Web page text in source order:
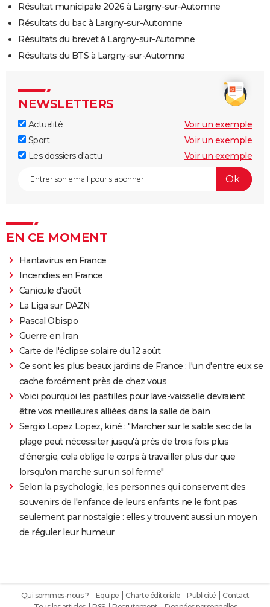
Résultat municipale 2026 à Largny-sur-Automne
Résultats du bac à Largny-sur-Automne
Résultats du brevet à Largny-sur-Automne
Résultats du BTS à Largny-sur-Automne
NEWSLETTERS
Actualité
Voir un exemple
Sport
Voir un exemple
Les dossiers d'actu
Voir un exemple
EN CE MOMENT
Hantavirus en France
Incendies en France
Canicule d'août
La Liga sur DAZN
Pascal Obispo
Guerre en Iran
Carte de l'éclipse solaire du 12 août
Ce sont les plus beaux jardins de France : l'un d'entre eux se
cache forcément près de chez vous
Voici pourquoi les pastilles pour lave-vaisselle devraient
être vos meilleures alliées dans la salle de bain
Sergio Lopez Lopez, kiné : "Marcher sur le sable sec de la
plage peut nécessiter jusqu'à près de trois fois plus
d'énergie, cela oblige le corps à travailler plus dur que
lorsqu'on marche sur un sol ferme"
Selon la psychologie, les personnes qui conservent des
souvenirs de l'enfance de leurs enfants ne le font pas
seulement par nostalgie : elles y trouvent aussi un moyen
de réguler leur humeur
Qui sommes-nous ? Equipe Charte éditoriale Publicité
Contact